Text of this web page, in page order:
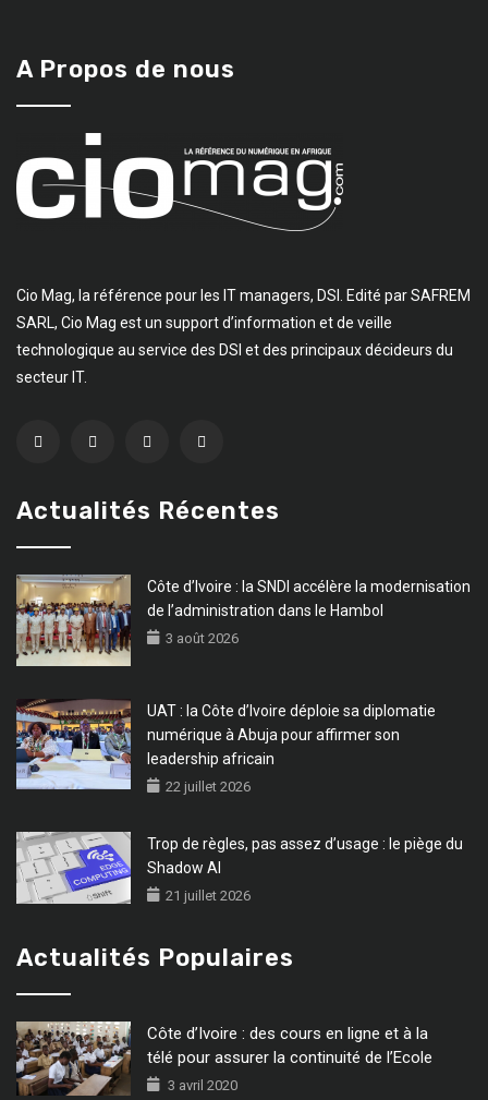
A Propos de nous
Cio Mag, la référence pour les IT managers, DSI. Edité par SAFREM
SARL, Cio Mag est un support d’information et de veille
technologique au service des DSI et des principaux décideurs du
secteur IT.
Actualités Récentes
Côte d’Ivoire : la SNDI accélère la modernisation
de l’administration dans le Hambol
3 août 2026
UAT : la Côte d’Ivoire déploie sa diplomatie
numérique à Abuja pour affirmer son
leadership africain
22 juillet 2026
Trop de règles, pas assez d’usage : le piège du
Shadow AI
21 juillet 2026
Actualités Populaires
Côte d’Ivoire : des cours en ligne et à la
télé pour assurer la continuité de l’Ecole
3 avril 2020